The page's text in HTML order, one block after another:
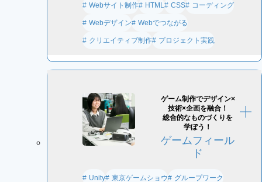
Webサイト制作 HTML CSS コーディング
Webデザイン Webでつながる
クリエイティブ制作 プロジェクト実践
ゲーム制作でデザイン×
技術×企画を融合！
総合的なものづくりを
学ぼう！
ゲームフィール
ド
Unity 東京ゲームショウ グループワーク